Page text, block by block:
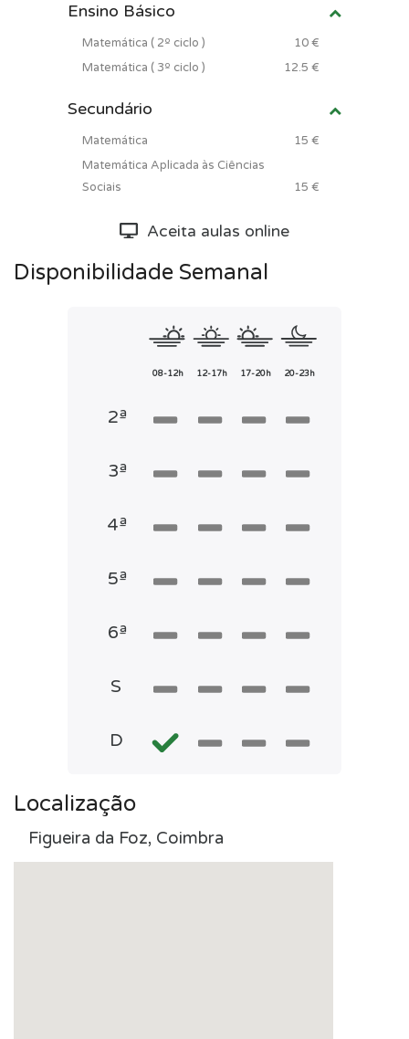
Ensino Básico
Matemática ( 2º ciclo )
10 €
Matemática ( 3º ciclo )
12.5 €
Secundário
Matemática
15 €
Matemática Aplicada às Ciências
Sociais
15 €
Aceita aulas online
Disponibilidade Semanal
08-12h 12-17h 17-20h 20-23h
2ª
3ª
4ª
5ª
6ª
S
D
Localização
Figueira da Foz, Coimbra